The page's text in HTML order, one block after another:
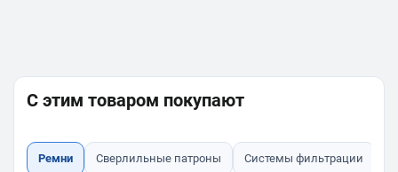
С этим товаром покупают
Ремни Сверлильные патроны Системы фильтрации